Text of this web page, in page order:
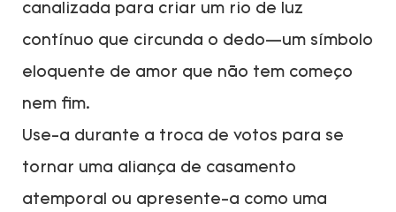
canalizada para criar um rio de luz
contínuo que circunda o dedo—um símbolo
eloquente de amor que não tem começo
nem fim.
Use-a durante a troca de votos para se
tornar uma aliança de casamento
atemporal ou apresente-a como uma